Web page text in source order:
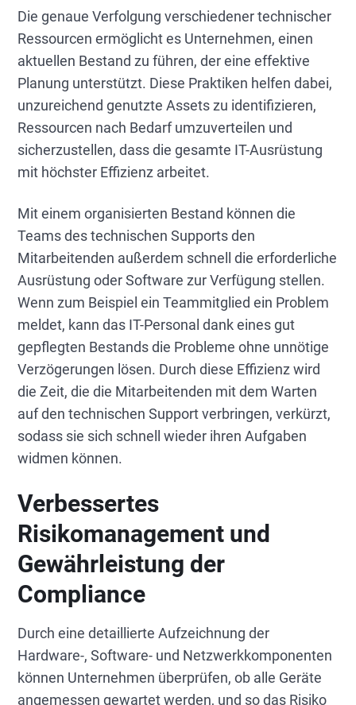
Die genaue Verfolgung verschiedener technischer
Ressourcen ermöglicht es Unternehmen, einen
aktuellen Bestand zu führen, der eine effektive
Planung unterstützt. Diese Praktiken helfen dabei,
unzureichend genutzte Assets zu identifizieren,
Ressourcen nach Bedarf umzuverteilen und
sicherzustellen, dass die gesamte IT-Ausrüstung
mit höchster Effizienz arbeitet.
Mit einem organisierten Bestand können die
Teams des technischen Supports den
Mitarbeitenden außerdem schnell die erforderliche
Ausrüstung oder Software zur Verfügung stellen.
Wenn zum Beispiel ein Teammitglied ein Problem
meldet, kann das IT-Personal dank eines gut
gepflegten Bestands die Probleme ohne unnötige
Verzögerungen lösen. Durch diese Effizienz wird
die Zeit, die die Mitarbeitenden mit dem Warten
auf den technischen Support verbringen, verkürzt,
sodass sie sich schnell wieder ihren Aufgaben
widmen können.
Verbessertes
Risikomanagement und
Gewährleistung der
Compliance
Durch eine detaillierte Aufzeichnung der
Hardware-, Software- und Netzwerkkomponenten
können Unternehmen überprüfen, ob alle Geräte
angemessen gewartet werden, und so das Risiko